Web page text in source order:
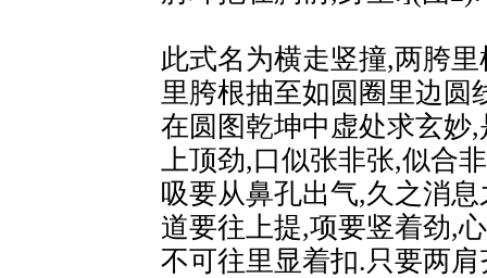
此式名为横走竖撞,两胯
里胯根抽至如圆圈里边
在圆图乾坤中虚处求玄妙
上顶劲,口似张非张,似合
吸要从鼻孔出气,久之消
道要往上提,项要竖着劲,
不可往里显着扣.只要两